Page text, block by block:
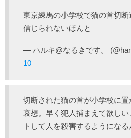
東京練馬の小学校で猫の首切
信じられないほんと
— ハルキ@なるきです。
10
切断された猫の首が小学校に
哀想。早く犯人捕まえて欲し
トして人を殺害するようになる